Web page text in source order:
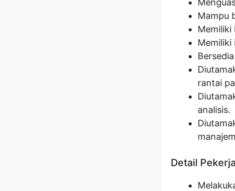
Mampu
Memiliki
Memiliki
rantai
analisis.
Detail